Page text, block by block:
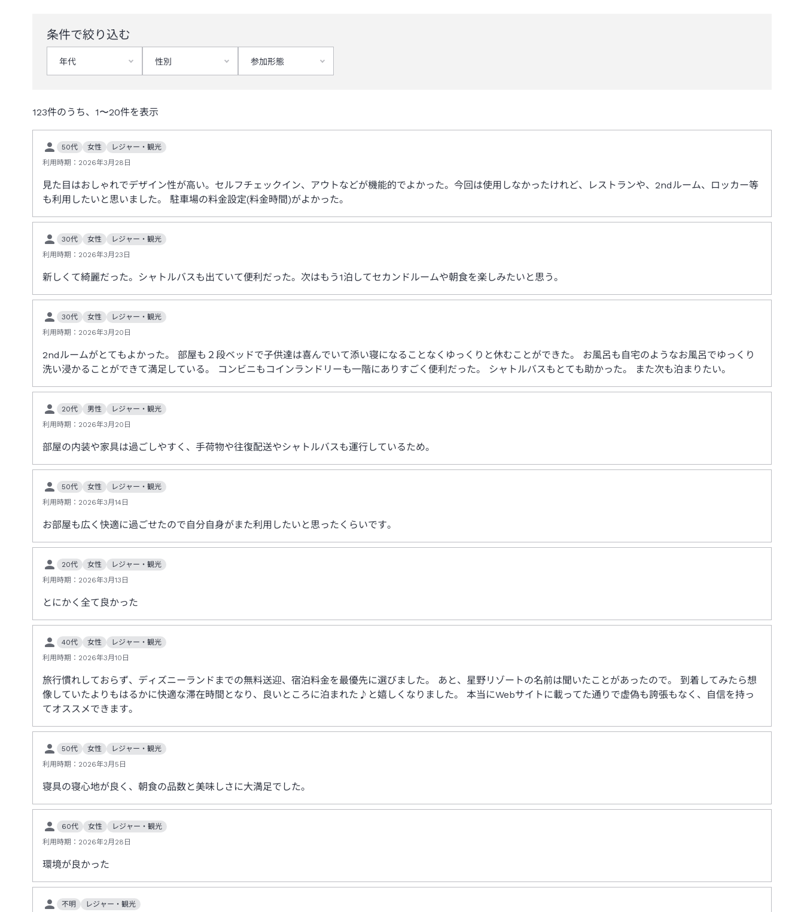
条件で絞り込む
年代 性別 参加形態
123件のうち、 1〜20件を表示
50代 女性
レジャー・観光
利用時期： 2026年3月28日
見た目はおしゃれでデザイン性が高い。セルフチェックイン、アウトなどが機能的でよかった。今回は使用しなかったけれど、レストランや、2ndルーム、ロッカー等
も利用したいと思いました。 駐車場の料金設定(料金時間)がよかった。
30代 女性
レジャー・観光
利用時期： 2026年3月23日
新しくて綺麗だった。シャトルバスも出ていて便利だった。次はもう1泊してセカンドルームや朝食を楽しみたいと思う。
30代 女性
レジャー・観光
利用時期： 2026年3月20日
2ndルームがとてもよかった。 部屋も２段ベッドで子供達は喜んでいて添い寝になることなくゆっくりと休むことができた。 お風呂も自宅のようなお風呂でゆっくり
洗い浸かることができて満足している。 コンビニもコインランドリーも一階にありすごく便利だった。 シャトルバスもとても助かった。 また次も泊まりたい。
20代 男性
レジャー・観光
利用時期： 2026年3月20日
部屋の内装や家具は過ごしやすく、手荷物や往復配送やシャトルバスも運行しているため。
50代 女性
レジャー・観光
利用時期： 2026年3月14日
お部屋も広く快適に過ごせたので自分自身がまた利用したいと思ったくらいです。
20代 女性
レジャー・観光
利用時期： 2026年3月13日
とにかく全て良かった
40代 女性
レジャー・観光
利用時期： 2026年3月10日
旅行慣れしておらず、ディズニーランドまでの無料送迎、宿泊料金を最優先に選びました。 あと、星野リゾートの名前は聞いたことがあったので。 到着してみたら想
像していたよりもはるかに快適な滞在時間となり、良いところに泊まれた♪と嬉しくなりました。 本当にWebサイトに載ってた通りで虚偽も誇張もなく、自信を持っ
てオススメできます。
50代 女性
レジャー・観光
利用時期： 2026年3月5日
寝具の寝心地が良く、朝食の品数と美味しさに大満足でした。
60代 女性
レジャー・観光
利用時期： 2026年2月28日
環境が良かった
不明 レジャー・観光